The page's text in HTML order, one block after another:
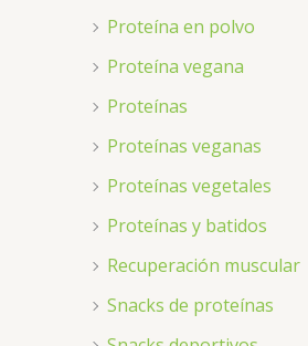
Proteína en polvo
Proteína vegana
Proteínas
Proteínas veganas
Proteínas vegetales
Proteínas y batidos
Recuperación muscular
Snacks de proteínas